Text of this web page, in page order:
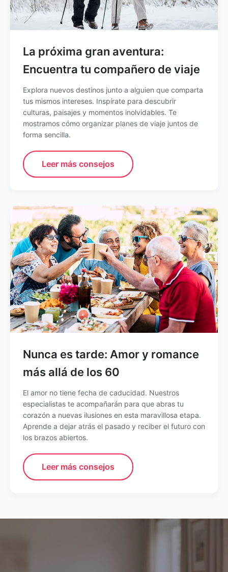
La próxima gran aventura:
Encuentra tu compañero de viaje
Explora nuevos destinos junto a alguien que comparta
tus mismos intereses. Inspírate para descubrir
culturas, paisajes y momentos inolvidables. Te
mostramos cómo organizar planes de viaje juntos de
forma sencilla.
Leer más consejos
Nunca es tarde: Amor y romance
más allá de los 60
El amor no tiene fecha de caducidad. Nuestros
especialistas te acompañarán para que abras tu
corazón a nuevas ilusiones en esta maravillosa etapa.
Aprende a dejar atrás el pasado y reciber el futuro con
los brazos abiertos.
Leer más consejos